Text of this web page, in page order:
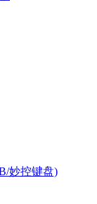
妙控键盘)